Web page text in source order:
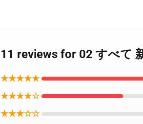
11 reviews for 02 すべて
★★★★★
★★★★☆
★★★☆☆